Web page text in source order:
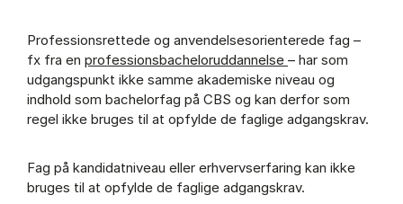
Professionsrettede og anvendelsesorienterede fag –
fx fra en professionsbacheloruddannelse – har som
udgangspunkt ikke samme akademiske niveau og
indhold som bachelorfag på CBS og kan derfor som
regel ikke bruges til at opfylde de faglige adgangskrav.
Fag på kandidatniveau eller erhvervserfaring kan ikke
bruges til at opfylde de faglige adgangskrav.